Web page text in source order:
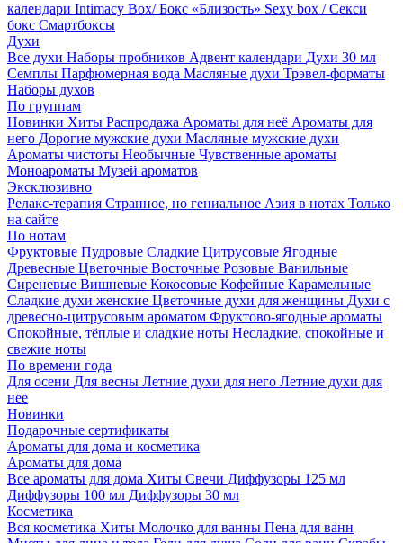
календари Intimacy Box/ Бокс «Близость» Sexy box / Секси
бокс Смартбоксы
Духи
Все духи Наборы пробников Адвент календари Духи 30 мл
Семплы Парфюмерная вода Масляные духи Трэвел-форматы
Наборы духов
По группам
Новинки Хиты Распродажа Ароматы для неё Ароматы для
него Дорогие мужские духи Масляные мужские духи
Ароматы чистоты Необычные Чувственные ароматы
Моноароматы Музей ароматов
Эксклюзивно
Релакс-терапия Странное, но гениальное Азия в нотах Только
на сайте
По нотам
Фруктовые Пудровые Сладкие Цитрусовые Ягодные
Древесные Цветочные Восточные Розовые Ванильные
Сиреневые Вишневые Кокосовые Кофейные Карамельные
Сладкие духи женские Цветочные духи для женщины Духи с
древесно-цитрусовым ароматом Фруктово-ягодные ароматы
Спокойные, тёплые и сладкие ноты Несладкие, спокойные и
свежие ноты
По времени года
Для осени Для весны Летние духи для него Летние духи для
нее
Новинки
Подарочные сертификаты
Ароматы для дома и косметика
Ароматы для дома
Все ароматы для дома Хиты Свечи Диффузоры 125 мл
Диффузоры 100 мл Диффузоры 30 мл
Косметика
Вся косметика Хиты Молочко для ванны Пена для ванн